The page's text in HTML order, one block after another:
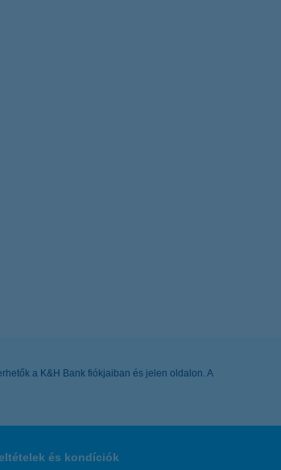
a K&H Bank fiókjaiban és jelen oldalon. A
és kondíciók